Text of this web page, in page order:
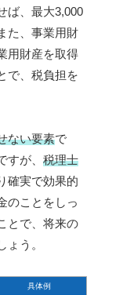
ば、最大3,000
た、事業用財
用財産を取得
で、税負担を
ない要素で
が、 税理士
確実で効果的
のことをしっ
とで、将来の
う。
具体例